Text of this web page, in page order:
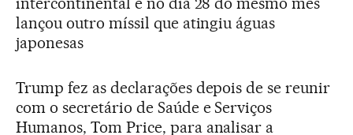
lançou outro míssil que atingiu águas
japonesas
Trump fez as declarações depois de se reunir
com o secretário de Saúde e Serviços
Humanos, Tom Price, para analisar a